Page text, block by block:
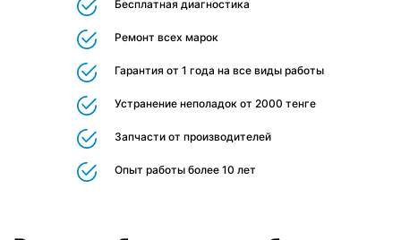
Бесплатная диагностика
Ремонт всех марок
Гарантия от 1 года на все виды работы
Устранение неполадок от 2000 тенге
Запчасти от производителей
Опыт работы более 10 лет